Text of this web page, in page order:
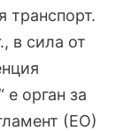
транспорт.
в сила от
е орган за
(ЕО)